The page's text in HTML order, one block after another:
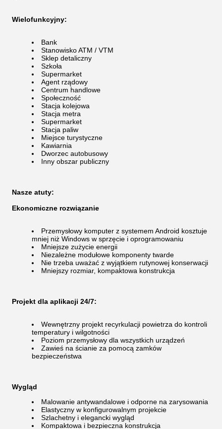
Wielofunkcyjny:
Bank
Stanowisko ATM / VTM
Sklep detaliczny
Szkoła
Supermarket
Agent rządowy
Centrum handlowe
Społeczność
Stacja kolejowa
Stacja metra
Supermarket
Stacja paliw
Miejsce turystyczne
Kawiarnia
Dworzec autobusowy
Inny obszar publiczny
Nasze atuty:
Ekonomiczne rozwiązanie
Przemysłowy komputer z systemem Android kosztuje
mniej niż Windows w sprzęcie i oprogramowaniu
Mniejsze zużycie energii
Niezależne modułowe komponenty twarde
Nie trzeba uważać z wyjątkiem rutynowej konserwacji
Mniejszy rozmiar, kompaktowa konstrukcja
Projekt dla aplikacji 24/7:
Wewnętrzny projekt recyrkulacji powietrza do kontroli
temperatury i wilgotności
Poziom przemysłowy dla wszystkich urządzeń
Zawieś na ścianie za pomocą zamków
bezpieczeństwa
Wygląd
Malowanie antywandalowe i odporne na zarysowania
Elastyczny w konfigurowalnym projekcie
Szlachetny i elegancki wygląd
Kompaktowa i bezpieczna konstrukcja